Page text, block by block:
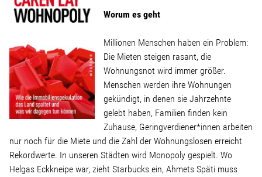
Linke Zukunftsdebatte
Sonstiges
Wahlkreis
Pressemitteilungen
Worum es geht
Millionen Menschen haben ein Problem:
Die Mieten steigen rasant, die
Wohnungsnot wird immer größer.
Menschen werden ihre Wohnungen
gekündigt, in denen sie Jahrzehnte
gelebt haben, Familien finden kein
Zuhause, Geringverdiener*innen arbeiten
nur noch für die Miete und die Zahl der Wohnungslosen erreicht
Rekordwerte. In unseren Städten wird Monopoly gespielt. Wo
Helgas Eckkneipe war, zieht Starbucks ein, Ahmets Späti muss